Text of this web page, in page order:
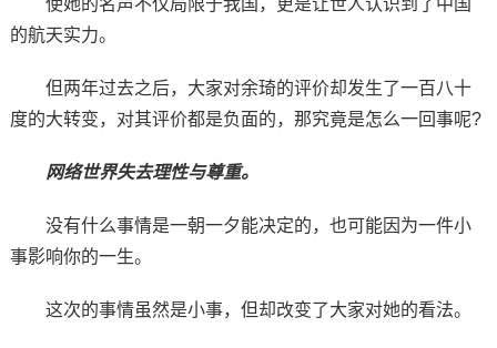
的航天实力。
但两年过去之后，大家对余琦的评价却发生了一百八十
度的大转变，对其评价都是负面的，那究竟是怎么一回事呢?
网络世界失去理性与尊重。
没有什么事情是一朝一夕能决定的，也可能因为一件小
事影响你的一生。
这次的事情虽然是小事，但却改变了大家对她的看法。